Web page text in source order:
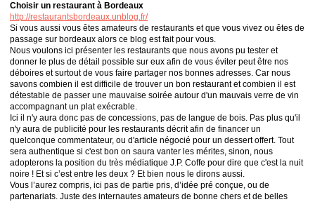
Choisir un restaurant à Bordeaux
http://restaurantsbordeaux.unblog.fr/
Si vous aussi vous êtes amateurs de restaurants et que vous vivez ou êtes de
passage sur bordeaux alors ce blog est fait pour vous.
Nous voulons ici présenter les restaurants que nous avons pu tester et
donner le plus de détail possible sur eux afin de vous éviter peut être nos
déboires et surtout de vous faire partager nos bonnes adresses. Car nous
savons combien il est difficile de trouver un bon restaurant et combien il est
détestable de passer une mauvaise soirée autour d'un mauvais verre de vin
accompagnant un plat exécrable.
Ici il n'y aura donc pas de concessions, pas de langue de bois. Pas plus qu'il
n'y aura de publicité pour les restaurants décrit afin de financer un
quelconque commentateur, ou d'article négocié pour un dessert offert. Tout
sera authentique si c'est bon on saura vanter les mérites, sinon, nous
adopterons la position du très médiatique J.P. Coffe pour dire que c'est la nuit
noire ! Et si c’est entre les deux ? Et bien nous le dirons aussi.
Vous l’aurez compris, ici pas de partie pris, d’idée pré conçue, ou de
partenariats. Juste des internautes amateurs de bonne chers et de belles